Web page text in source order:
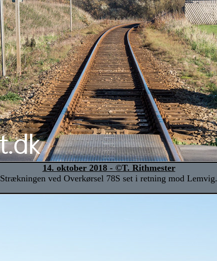
14. oktober 2018 - ©T. Rithmester
Strækningen ved Overkørsel 78S set i retning mod Lemvig.